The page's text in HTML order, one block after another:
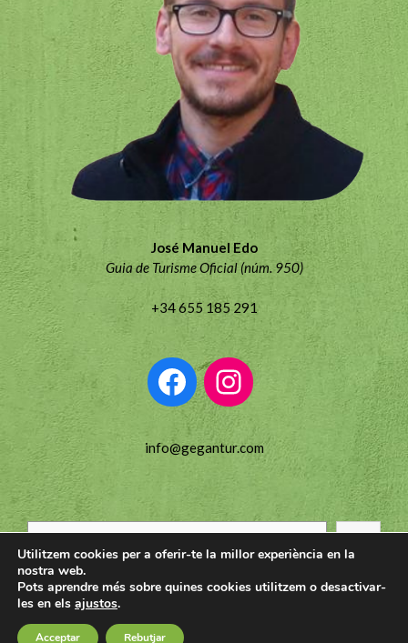
José Manuel Edo
Guia de Turisme Oficial (núm. 950)
+34 655 185 291
info@gegantur.com
Privacitat i Cookies
Utilitzem cookies per a oferir-te la millor experiència en la
nostra web.
Pots aprendre més sobre quines cookies utilitzem o desactivar-
les en els ajustos.
Acceptar Rebutjar